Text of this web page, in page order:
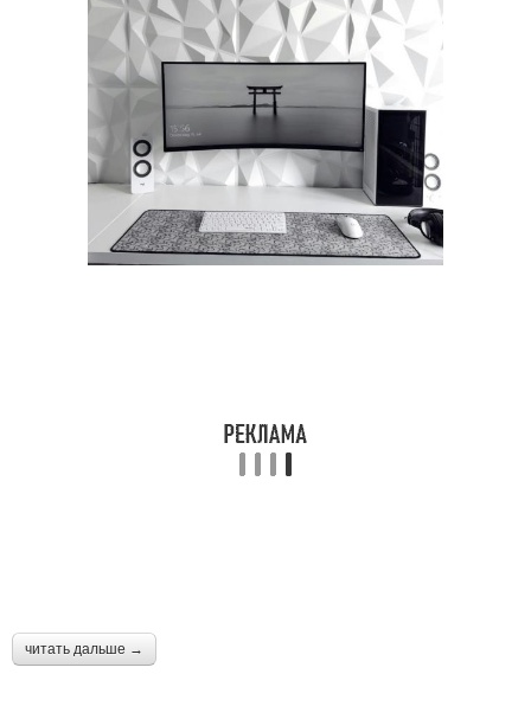
читать дальше →